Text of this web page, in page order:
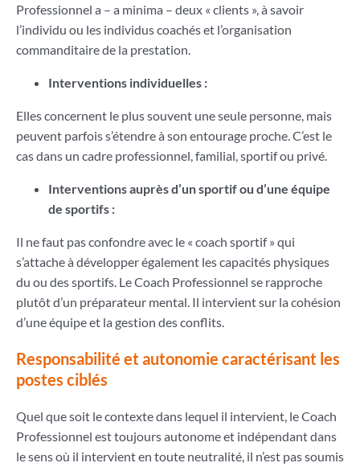
Professionnel a – a minima – deux « clients », à savoir
l’individu ou les individus coachés et l’organisation
commanditaire de la prestation.
Interventions individuelles :
Elles concernent le plus souvent une seule personne, mais
peuvent parfois s’étendre à son entourage proche. C’est le
cas dans un cadre professionnel, familial, sportif ou privé.
Interventions auprès d’un sportif ou d’une équipe
de sportifs :
Il ne faut pas confondre avec le « coach sportif » qui
s’attache à développer également les capacités physiques
du ou des sportifs. Le Coach Professionnel se rapproche
plutôt d’un préparateur mental. Il intervient sur la cohésion
d’une équipe et la gestion des conflits.
Responsabilité et autonomie caractérisant les
postes ciblés
Quel que soit le contexte dans lequel il intervient, le Coach
Professionnel est toujours autonome et indépendant dans
le sens où il intervient en toute neutralité, il n’est pas soumis